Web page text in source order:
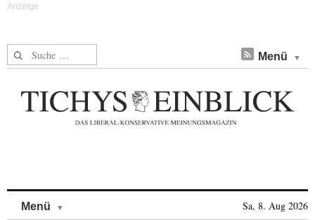
Suche nach: Menü
Menü Sa, 8. Aug 2026